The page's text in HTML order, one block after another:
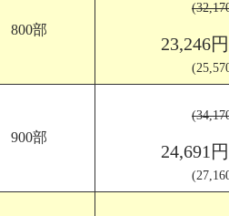
800部
23,246
900部
24,691